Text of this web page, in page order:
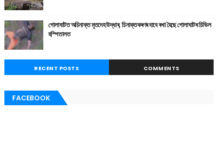
গোলাঘাটত অচিনাক্ত মৃতদেহ উদ্ধাৰ, চিনাক্তকৰণৰ বাবে ৰখা হৈছে গোলাঘাটৰ চিভিল
হস্পিতালত
RECENT POSTS COMMENTS
FACEBOOK